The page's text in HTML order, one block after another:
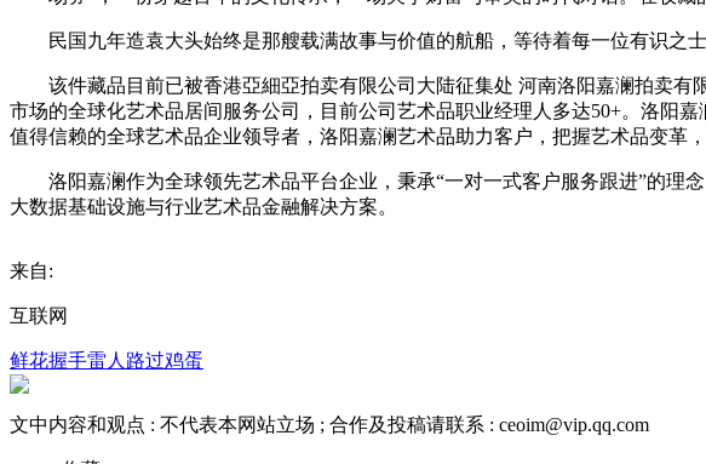
民国九年造袁大头始终是那艘载满故事与价值的航船，等待着每一位有识之士
该件藏品目前已被香港亞細亞拍卖有限公司大陆征集处 河南洛阳嘉澜拍卖有
市场的全球化艺术品居间服务公司，目前公司艺术品职业经理人多达50+。洛阳
值得信赖的全球艺术品企业领导者，洛阳嘉澜艺术品助力客户，把握艺术品变革
洛阳嘉澜作为全球领先艺术品平台企业，秉承“一对一式客户服务跟进”的理
大数据基础设施与行业艺术品金融解决方案。
来自:
互联网
鲜花握手雷人 路过鸡蛋
文中内容和观点 : 不代表本网站立场 ; 合作及投稿请联系 : ceoim@vip.qq.com